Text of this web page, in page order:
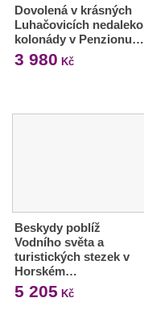
Dovolená v krásných
Luhačovicích nedaleko
kolonády v Penzionu…
3 980 Kč
Beskydy poblíž
Vodního světa a
turistických stezek v
Horském…
5 205 Kč